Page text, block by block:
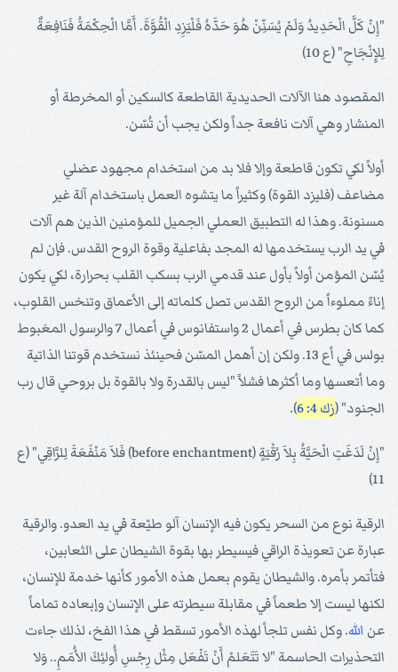
"إِنْ كَلَّ الْحَدِيدُ وَلَمْ يُسَنِّنْ هُوَ حَدَّهُ فَلْيَزِدِ الْقُوَّةَ. أَمَّا الْحِكْمَةُ فَنَافِعَةٌ
لِلإِنْجَاحِ" (ع 10)
المقصود هنا الآلات الحديدية القاطعة كالسكين أو المخرطة أو
المنشار وهي آلات نافعة جداً ولكن يجب أن تُسّن.
أولاً لكي تكون قاطعة وإلا فلا بد من استخدام مجهود عضلي
مضاعف (فليزد القوة) وكثيراً ما يتشوه العمل باستخدام آلة غير
مسنونة. وهذا له التطبيق العملي الجميل للمؤمنين الذين هم آلات
في يد الرب يستخدمها له المجد بفاعلية وقوة الروح القدس. فإن لم
يُسّن المؤمن أولاً بأول عند قدمي الرب بسكب القلب بحرارة، لكي يكون
إناءً مملوءاً من الروح القدس تصل كلماته إلى الأعماق وتنخس القلوب،
كما كان بطرس في أعمال 2 واستفانوس في أعمال 7 والرسول المغبوط
بولس في أع 13. ولكن إن أهمل المسّن فحينئذ نستخدم قوتنا الذاتية
وما أتعسها وما أكثرها فشلاً "ليس بالقدرة ولا بالقوة بل بروحي قال رب
الجنود" (زك 4: 6 ).
"إِنْ لَدَغَتِ الْحَيَّةُ بِلاَ رُقْيَةٍ (before enchantment) فَلاَ مَنْفَعَةَ لِلرَّاقِي" (ع
11)
الرقية نوع من السحر يكون فيه الإنسان آلو طيّعة في يد العدو. والرقية
عبارة عن تعويذة الراقي فيسيطر بها بقوة الشيطان على الثعابين،
فتأتمر بأمره. والشيطان يقوم بعمل هذه الأمور كأنها خدمة للإنسان،
لكنها ليست إلا طعماً في مقابلة سيطرته على الإنسان وإبعاده تماماً
عن الله. وكل نفس تلجأ لهذه الأمور تسقط في هذا الفخ، لذلك جاءت
التحذيرات الحاسمة "لا تَتَعَلمْ أَنْ تَفْعَل مِثْل رِجْسِ أُولئِكَ الأُمَمِ.. وَلا